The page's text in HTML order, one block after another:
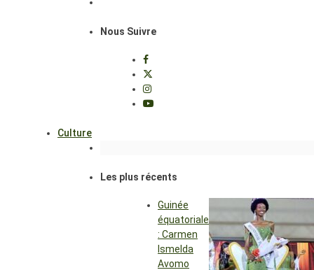
Nous Suivre
Culture
Les plus récents
Guinée
équatoriale
: Carmen
Ismelda
Avomo